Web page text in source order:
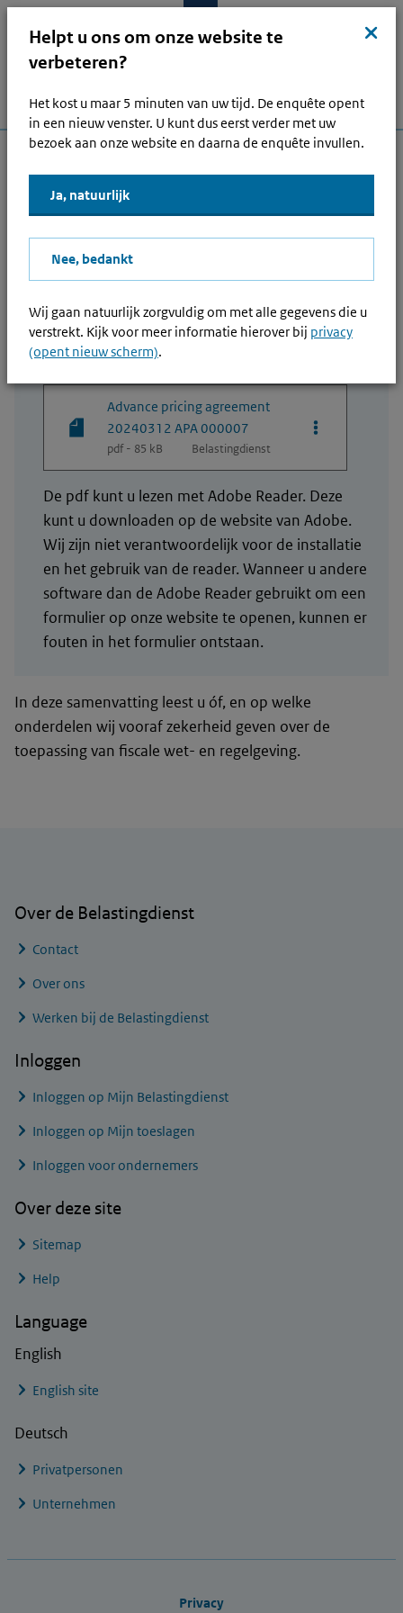
Ga naar hoofdinhoud
Ga direct naar hoofdnavigatie
Ga direct naar footer
Hoofdnavigatie
Home Menu Open
Lees voor
Advance pricing agreement
20240312 APA 000007
Downloaden
Advance pricing agreement
20240312 APA 000007
pdf - 85 kB Belastingdienst
Opties van
De pdf kunt u lezen met Adobe Reader. Deze
kunt u downloaden op de website van Adobe.
Wij zijn niet verantwoordelijk voor de installatie
en het gebruik van de reader. Wanneer u andere
software dan de Adobe Reader gebruikt om een
formulier op onze website te openen, kunnen er
fouten in het formulier ontstaan.
In deze samenvatting leest u óf, en op welke
onderdelen wij vooraf zekerheid geven over de
toepassing van fiscale wet- en regelgeving.
Over de Belastingdienst
Contact
Over ons
Werken bij de Belastingdienst
Inloggen
Inloggen op Mijn Belastingdienst
Inloggen op Mijn toeslagen
Inloggen voor ondernemers
Over deze site
Sitemap
Help
Language
English
English site
Deutsch
Privatpersonen
Unternehmen
Privacy
kruis
Helpt u ons om onze website te
verbeteren?
Het kost u maar 5 minuten van uw tijd. De enquête opent
in een nieuw venster. U kunt dus eerst verder met uw
bezoek aan onze website en daarna de enquête invullen.
Ja, natuurlijk
Nee, bedankt
Wij gaan natuurlijk zorgvuldig om met alle gegevens die u
verstrekt. Kijk voor meer informatie hierover bij privacy
(opent nieuw scherm).